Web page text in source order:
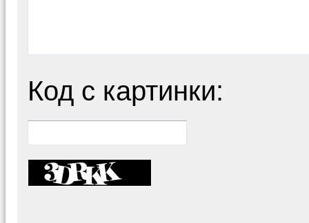
Код с картинки: